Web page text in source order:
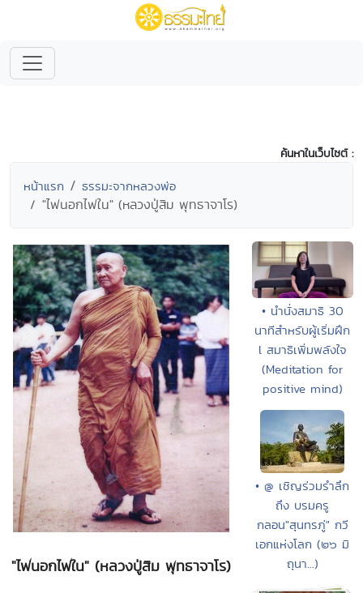
ค้นหาในเว็บไซต์ :
หน้าแรก ธรรมะจากหลวงพ่อ
"ไฟนอกไฟใน" (หลวงปู่สิม พุทธาจาโร)
"ไฟนอกไฟใน" (หลวงปู่สิม พุทธาจาโร)
• นำนั่งสมาธิ 30
นาทีสำหรับผู้เริ่มฝึก
l สมาธิเพิ่มพลังใจ
(Meditation for
positive mind)
• @ เชิญร่วมรำลึก
ถึง บรมครู
กลอน"สุนทรภู่" กวี
เอกแห่งโลก (๒๖ มิ
ถุนา...)